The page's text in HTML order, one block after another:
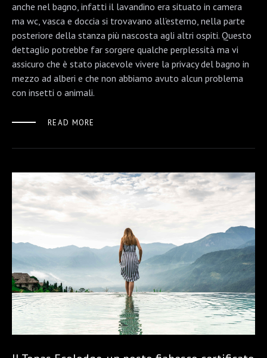
anche nel bagno, infatti il lavandino era situato in camera
ma wc, vasca e doccia si trovavano all’esterno, nella parte
posteriore della stanza più nascosta agli altri ospiti. Questo
dettaglio potrebbe far sorgere qualche perplessità ma vi
assicuro che è stato piacevole vivere la privacy del bagno in
mezzo ad alberi e che non abbiamo avuto alcun problema
con insetti o animali.
READ MORE